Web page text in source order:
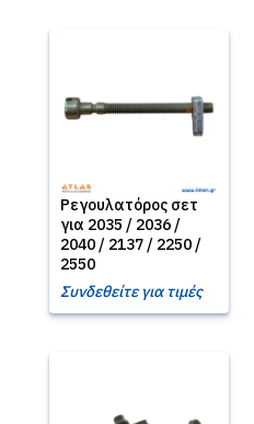
Ρεγουλατόρος σετ
για 2035 / 2036 /
2040 / 2137 / 2250 /
2550
Συνδεθείτε για τιμές